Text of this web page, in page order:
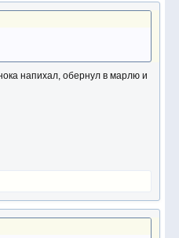
напихал, обернул в марлю и